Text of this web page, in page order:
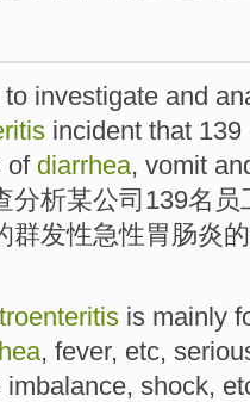
to investigate and
incident that 139
of diarrhea, vomit
分析某公司139名员
群发性急性胃肠炎的
is mainly
, fever, etc,
imbalance, shock,